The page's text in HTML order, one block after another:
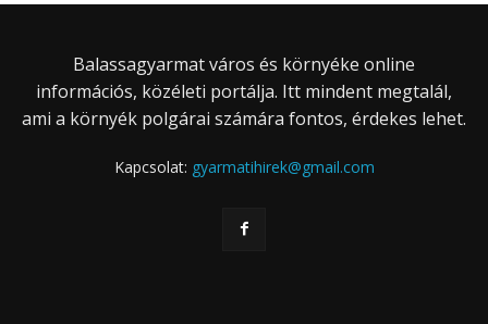
Balassagyarmat város és környéke online
információs, közéleti portálja. Itt mindent megtalál,
ami a környék polgárai számára fontos, érdekes lehet.
Kapcsolat: gyarmatihirek@gmail.com